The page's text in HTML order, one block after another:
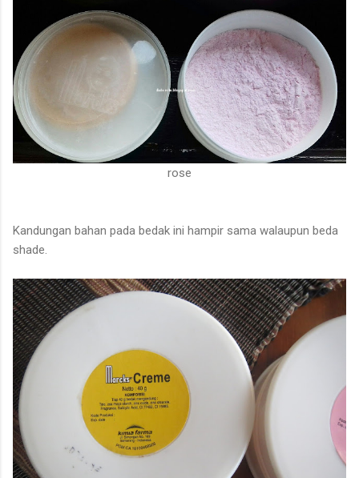
rose
Kandungan bahan pada bedak ini hampir sama walaupun beda
shade.